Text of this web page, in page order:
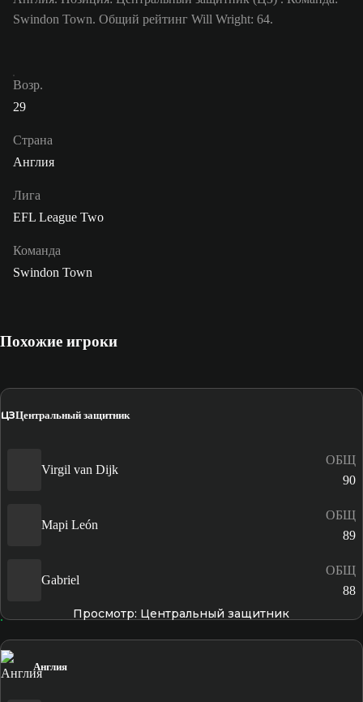
Swindon Town. Общий рейтинг Will Wright: 64.
Возр.
29
Страна
Англия
Лига
EFL League Two
Команда
Swindon Town
Похожие игроки
ЦЗЦентральный защитник
Virgil van Dijk
ОБЩ
90
Mapi León
ОБЩ
89
Gabriel
ОБЩ
88
Просмотр: Центральный защитник
Англия